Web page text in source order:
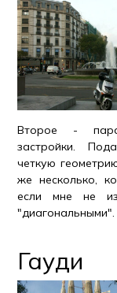
Второе -
застройки.
четкую
же несколько,
если мне не
"диагональными".
Гауди